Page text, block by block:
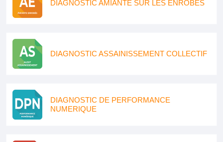
DIAGNOSTIC AMIANTE SUR LES ENROBES
DIAGNOSTIC ASSAINISSEMENT COLLECTIF
DIAGNOSTIC DE PERFORMANCE
NUMERIQUE